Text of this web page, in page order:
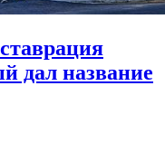
дал название